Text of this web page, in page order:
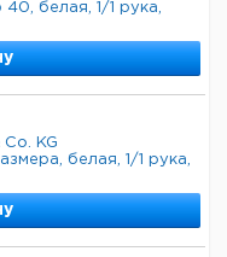
белая, 1/1 рука,
KG
белая, 1/1 рука,